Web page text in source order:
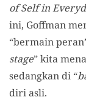
of Self in
ini, Goffman
“bermain
stage” kita
sedangkan di “
diri asli.